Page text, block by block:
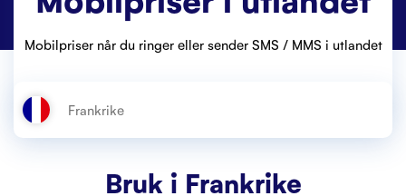
SMS-pakkeladekort
Mobilpriser
Mobilpriser når du ringer eller sender SMS / MMS i utlandet
Bruk i Frankrike